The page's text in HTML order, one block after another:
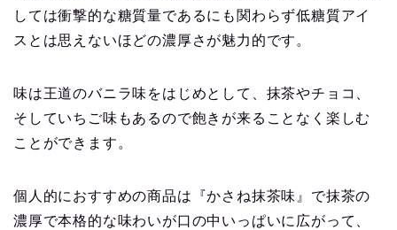
しては衝撃的な糖質量であるにも関わらず低糖質アイ
スとは思えないほどの濃厚さが魅力的です。
味は王道のバニラ味をはじめとして、抹茶やチョコ、
そしていちご味もあるので飽きが来ることなく楽しむ
ことができます。
個人的におすすめの商品は『かさね抹茶味』で抹茶の
濃厚で本格的な味わいが口の中いっぱいに広がって、